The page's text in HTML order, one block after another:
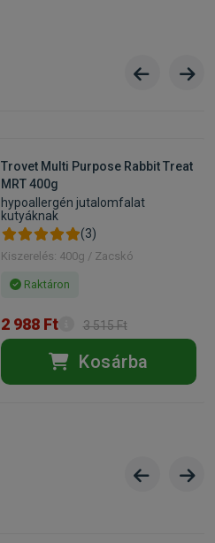
Trovet Multi Purpose Rabbit Treat
MRT 400g
hypoallergén jutalomfalat
kutyáknak
(3)
Kiszerelés: 400g / Zacskó
Raktáron
2 988 Ft 3 515 Ft
Kosárba